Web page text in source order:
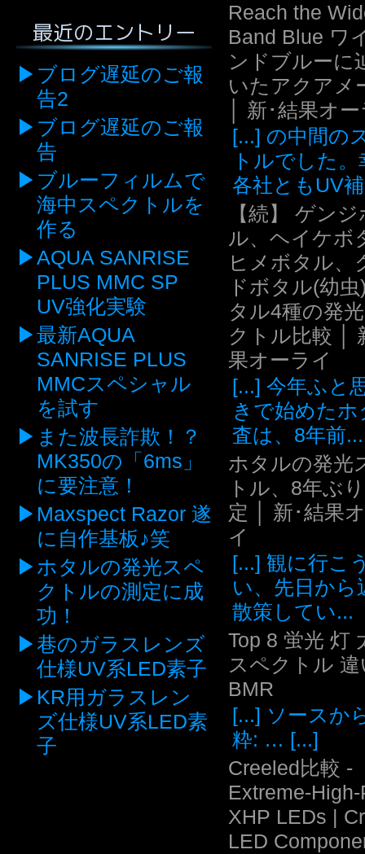
最近のエントリー
ブログ遅延のご報
告2
ブログ遅延のご報
告
ブルーフィルムで
海中スペクトルを
作る
AQUA SANRISE
PLUS MMC SP
UV強化実験
最新AQUA
SANRISE PLUS
MMCスペシャル
を試す
また波長詐欺！？
MK350の「6ms」
に要注意！
Maxspect Razor 遂
に自作基板♪笑
ホタルの発光スペ
クトルの測定に成
功！
巷のガラスレンズ
仕様UV系LED素子
KR用ガラスレン
ズ仕様UV系LED素
子
Reach the
Band Blue ワ
ンドブルーに
いたアクアメ
│ 新･結果オ
[...] の中間の
トルでした
各社ともUV
【続】 ゲン
ル、ヘイケボ
ヒメボタル、
ドボタル(幼
タル4種の発
クトル比較 │
果オーライ
[...] 今年ふと
きで始めたホ
査は、8年前...
ホタルの発光
トル、8年ぶ
定 │ 新･結果
イ
[...] 観に行こ
い、先日から
散策してい...
Top 8 蛍光 灯
スペクトル 違
BMR
[...] ソースか
粋: … [...]
Creeled比較 -
Extreme-
XHP LEDs |
LED